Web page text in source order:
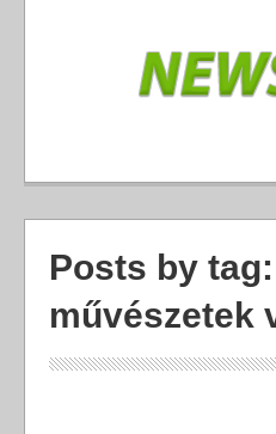
Posts by tag:
művészetek